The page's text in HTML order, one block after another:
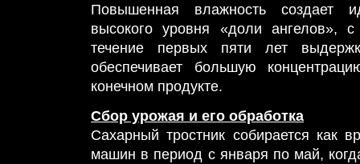
Повышенная влажность создает
высокого уровня «доли ангелов»,
течение первых пяти лет
обеспечивает большую
конечном продукте.
Сбор урожая и его обработка
Сахарный тростник собирается как
машин в период с января по май,